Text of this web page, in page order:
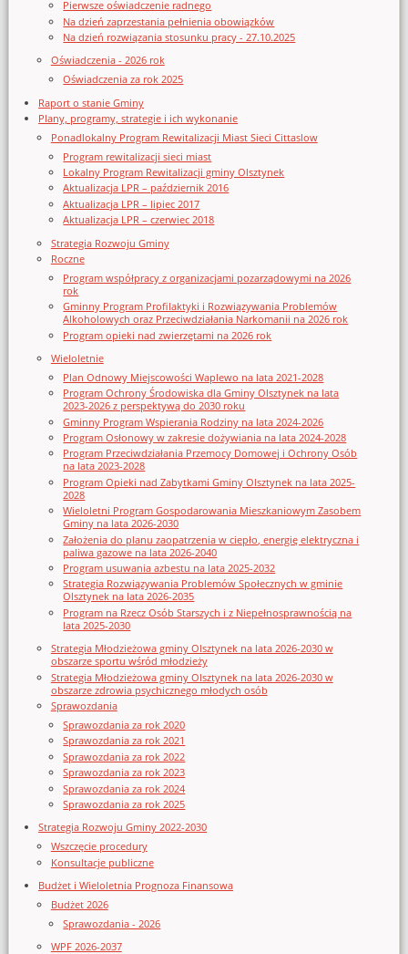
Pierwsze oświadczenie radnego
Na dzień zaprzestania pełnienia obowiązków
Na dzień rozwiązania stosunku pracy - 27.10.2025
Oświadczenia - 2026 rok
Oświadczenia za rok 2025
Raport o stanie Gminy
Plany, programy, strategie i ich wykonanie
Ponadlokalny Program Rewitalizacji Miast Sieci Cittaslow
Program rewitalizacji sieci miast
Lokalny Program Rewitalizacji gminy Olsztynek
Aktualizacja LPR – październik 2016
Aktualizacja LPR – lipiec 2017
Aktualizacja LPR – czerwiec 2018
Strategia Rozwoju Gminy
Roczne
Program współpracy z organizacjami pozarządowymi na 2026
rok
Gminny Program Profilaktyki i Rozwiązywania Problemów
Alkoholowych oraz Przeciwdziałania Narkomanii na 2026 rok
Program opieki nad zwierzętami na 2026 rok
Wieloletnie
Plan Odnowy Miejscowości Waplewo na lata 2021-2028
Program Ochrony Środowiska dla Gminy Olsztynek na lata
2023-2026 z perspektywą do 2030 roku
Gminny Program Wspierania Rodziny na lata 2024-2026
Program Osłonowy w zakresie dożywiania na lata 2024-2028
Program Przeciwdziałania Przemocy Domowej i Ochrony Osób
na lata 2023-2028
Program Opieki nad Zabytkami Gminy Olsztynek na lata 2025-
2028
Wieloletni Program Gospodarowania Mieszkaniowym Zasobem
Gminy na lata 2026-2030
Założenia do planu zaopatrzenia w ciepło, energię elektryczna i
paliwa gazowe na lata 2026-2040
Program usuwania azbestu na lata 2025-2032
Strategia Rozwiązywania Problemów Społecznych w gminie
Olsztynek na lata 2026-2035
Program na Rzecz Osób Starszych i z Niepełnosprawnością na
lata 2025-2030
Strategia Młodzieżowa gminy Olsztynek na lata 2026-2030 w
obszarze sportu wśród młodzieży
Strategia Młodzieżowa gminy Olsztynek na lata 2026-2030 w
obszarze zdrowia psychicznego młodych osób
Sprawozdania
Sprawozdania za rok 2020
Sprawozdania za rok 2021
Sprawozdania za rok 2022
Sprawozdania za rok 2023
Sprawozdania za rok 2024
Sprawozdania za rok 2025
Strategia Rozwoju Gminy 2022-2030
Wszczęcie procedury
Konsultacje publiczne
Budżet i Wieloletnia Prognoza Finansowa
Budżet 2026
Sprawozdania - 2026
WPF 2026-2037